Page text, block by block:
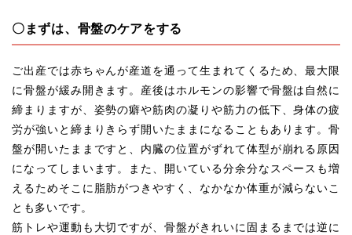
〇まずは、骨盤のケアをする
ご出産では赤ちゃんが産道を通って生まれてくるため、最大限
に骨盤が緩み開きます。産後はホルモンの影響で骨盤は自然に
締まりますが、姿勢の癖や筋肉の凝りや筋力の低下、身体の疲
労が強いと締まりきらず開いたままになることもあります。骨
盤が開いたままですと、内臓の位置がずれて体型が崩れる原因
になってしまいます。また、開いている分余分なスペースも増
えるためそこに脂肪がつきやすく、なかなか体重が減らないこ
とも多いです。
筋トレや運動も大切ですが、骨盤がきれいに固まるまでは逆に